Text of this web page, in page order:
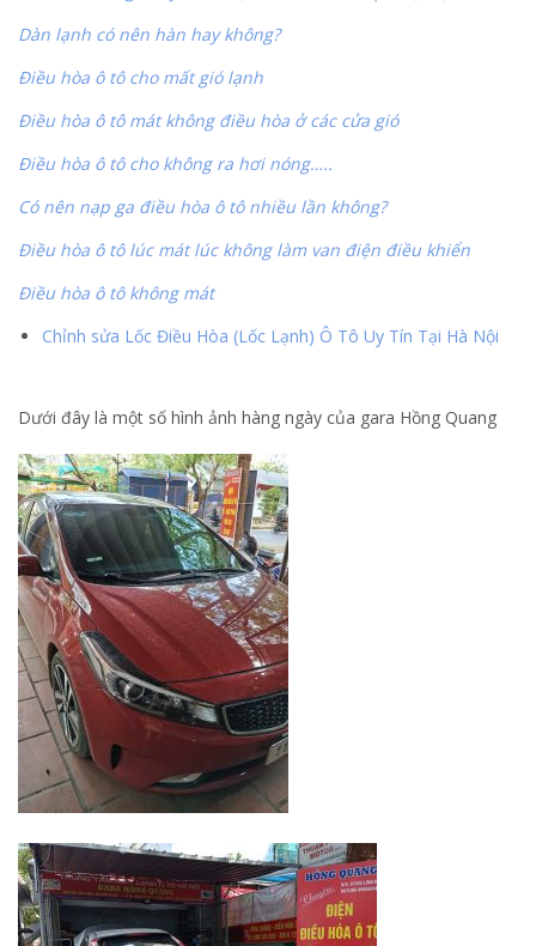
Dàn lạnh có nên hàn hay không?
Điều hòa ô tô cho mất gió lạnh
Điều hòa ô tô mát không điều hòa ở các cửa gió
Điều hòa ô tô cho không ra hơi nóng…..
Có nên nạp ga điều hòa ô tô nhiều lần không?
Điều hòa ô tô lúc mát lúc không làm van điện điều khiển
Điều hòa ô tô không mát
Chỉnh sửa Lốc Điều Hòa (Lốc Lạnh) Ô Tô Uy Tín Tại Hà Nội
Dưới đây là một số hình ảnh hàng ngày của gara Hồng Quang